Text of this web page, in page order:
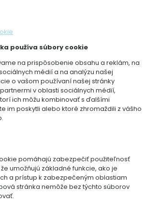
používa súbory cookie
na prispôsobenie obsahu a reklám, na
médií a na analýzu našej
o vašom používaní našej stránky
v oblasti sociálnych médií,
ich môžu kombinovať s ďalšími
im poskytli alebo ktoré zhromaždili z vášho
pomáhajú zabezpečiť použiteľnosť
umožňujú základné funkcie, ako je
a prístup k zabezpečeným oblastiam
stránka nemôže bez týchto súborov